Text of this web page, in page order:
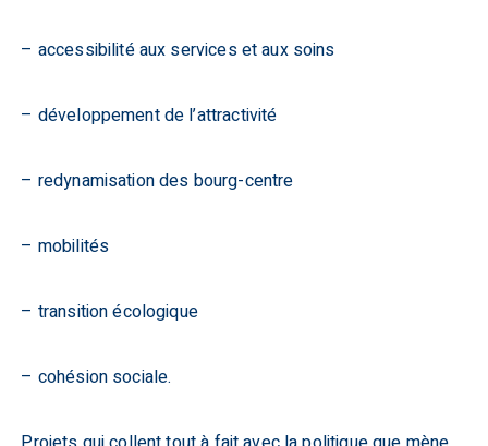
– accessibilité aux services et aux soins
– développement de l’attractivité
– redynamisation des bourg-centre
– mobilités
– transition écologique
– cohésion sociale.